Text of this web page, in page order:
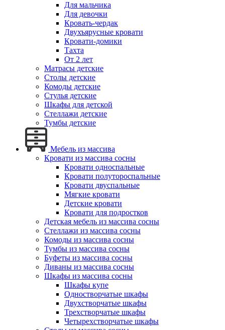
Для мальчика
Для девочки
Кровать-чердак
Двухъярусные кровати
Кровати-домики
Тахта
От 2 лет
Матрасы детские
Столы детские
Комоды детские
Стулья детские
Шкафы для детской
Стеллажи детские
Тумбы детские
Мебель из массива
Кровати из массива сосны
Кровати односпальные
Кровати полутороспальные
Кровати двуспальные
Мягкие кровати
Детские кровати
Кровати для подростков
Детская мебель из массива сосны
Стеллажи из массива сосны
Комоды из массива сосны
Тумбы из массива сосны
Буфеты из массива сосны
Диваны из массива сосны
Шкафы из массива сосны
Шкафы купе
Одностворчатые шкафы
Двухстворчатые шкафы
Трехстворчатые шкафы
Четырехстворчатые шкафы